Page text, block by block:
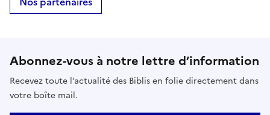
Abonnez-vous à notre lettre d’information
Recevez toute l’actualité des Biblis en folie directement dans
votre boîte mail.